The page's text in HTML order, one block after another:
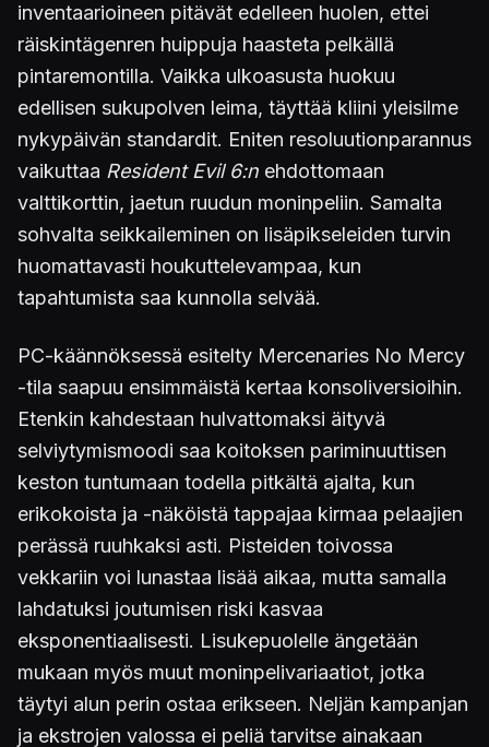
inventaarioineen pitävät edelleen huolen, ettei
räiskintägenren huippuja haasteta pelkällä
pintaremontilla. Vaikka ulkoasusta huokuu
edellisen sukupolven leima, täyttää kliini yleisilme
nykypäivän standardit. Eniten resoluutionparannus
vaikuttaa Resident Evil 6:n ehdottomaan
valttikorttin, jaetun ruudun moninpeliin. Samalta
sohvalta seikkaileminen on lisäpikseleiden turvin
huomattavasti houkuttelevampaa, kun
tapahtumista saa kunnolla selvää.
PC-käännöksessä esitelty Mercenaries No Mercy
-tila saapuu ensimmäistä kertaa konsoliversioihin.
Etenkin kahdestaan hulvattomaksi äityvä
selviytymismoodi saa koitoksen pariminuuttisen
keston tuntumaan todella pitkältä ajalta, kun
erikokoista ja -näköistä tappajaa kirmaa pelaajien
perässä ruuhkaksi asti. Pisteiden toivossa
vekkariin voi lunastaa lisää aikaa, mutta samalla
lahdatuksi joutumisen riski kasvaa
eksponentiaalisesti. Lisukepuolelle ängetään
mukaan myös muut moninpelivariaatiot, jotka
täytyi alun perin ostaa erikseen. Neljän kampanjan
ja ekstrojen valossa ei peliä tarvitse ainakaan